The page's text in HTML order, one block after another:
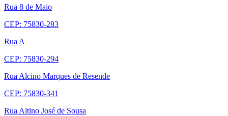
Rua 8 de Maio
CEP: 75830-283
Rua A
CEP: 75830-294
Rua Alcino Marques de Resende
CEP: 75830-341
Rua Altino José de Sousa